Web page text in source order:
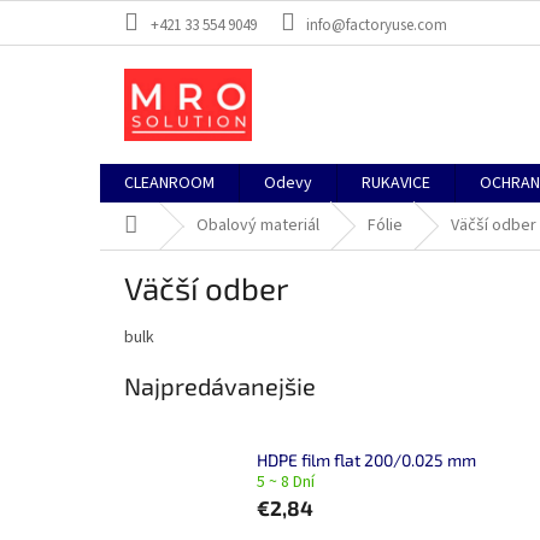
+421 33 554 9049 info@factoryuse.com
CLEANROOM Odevy RUKAVICE
Domov Obalový materiál Fólie Väčší odber
Väčší odber
bulk
Najpredávanejšie
HDPE film flat 200/0.025 mm
5 ~ 8 Dní
€2,84